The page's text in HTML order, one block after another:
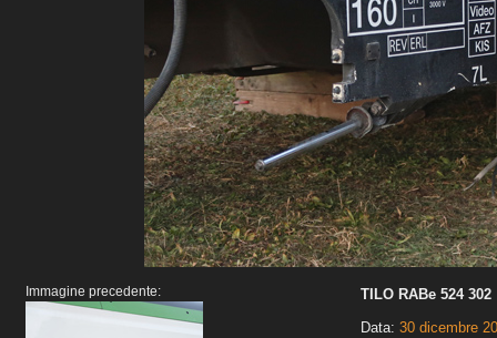
Immagine precedente:
TILO RABe 524 302
Data: 30 dicembre